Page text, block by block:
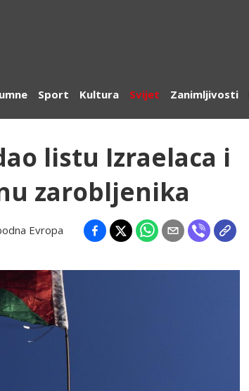
Sport Kultura Svijet Zanimljivosti
listu Izraelaca i
zarobljenika
Evropa